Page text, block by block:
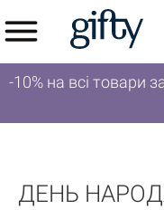
-10% на всі товари
ДЕНЬ